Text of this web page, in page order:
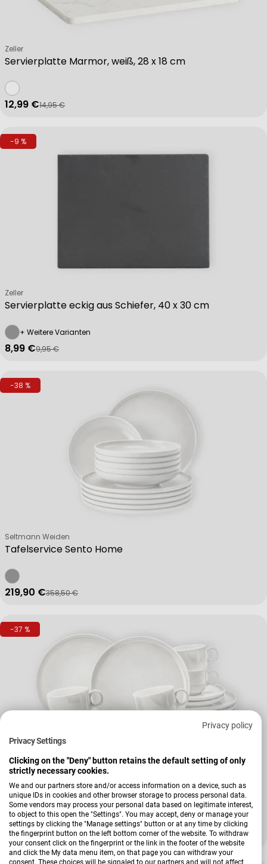
Privacy policy
Privacy Settings
Clicking on the "Deny" button retains the default setting of only
strictly necessary cookies.
We and our partners store and/or access information on a device, such as
unique IDs in cookies and other browser storage to process personal data.
Some vendors may process your personal data based on legitimate interest,
to object to this open the "Settings". You may accept, deny or manage your
settings by clicking the "Manage settings" button or at any time by clicking
the fingerprint button on the left bottom corner of the website. To withdraw
your consent click on the fingerprint or the link in the footer of the website
and click the My data menu item, on that page you can withdraw your
consent. These choices will be signaled to our partners and will not affect
Servierplatte Marmor, weiß, 28 x 18 cm
Verkäufer:
Zeller
Verkaufspreis
12,99 €
Regulärer Preis
14,95 €
-9 %
Servierplatte eckig aus Schiefer, 40 x 30 cm
Verkäufer:
Zeller
+ Weitere Varianten
Verkaufspreis
8,99 €
Regulärer Preis
9,95 €
-38 %
Tafelservice Sento Home
Verkäufer:
Seltmann Weiden
Verkaufspreis
219,90 €
Regulärer Preis
358,50 €
-37 %
Kaffeeservice Sento Home
Seltmann Weiden
Verkaufspreis
209,90 €
Regulärer Preis
338,10 €